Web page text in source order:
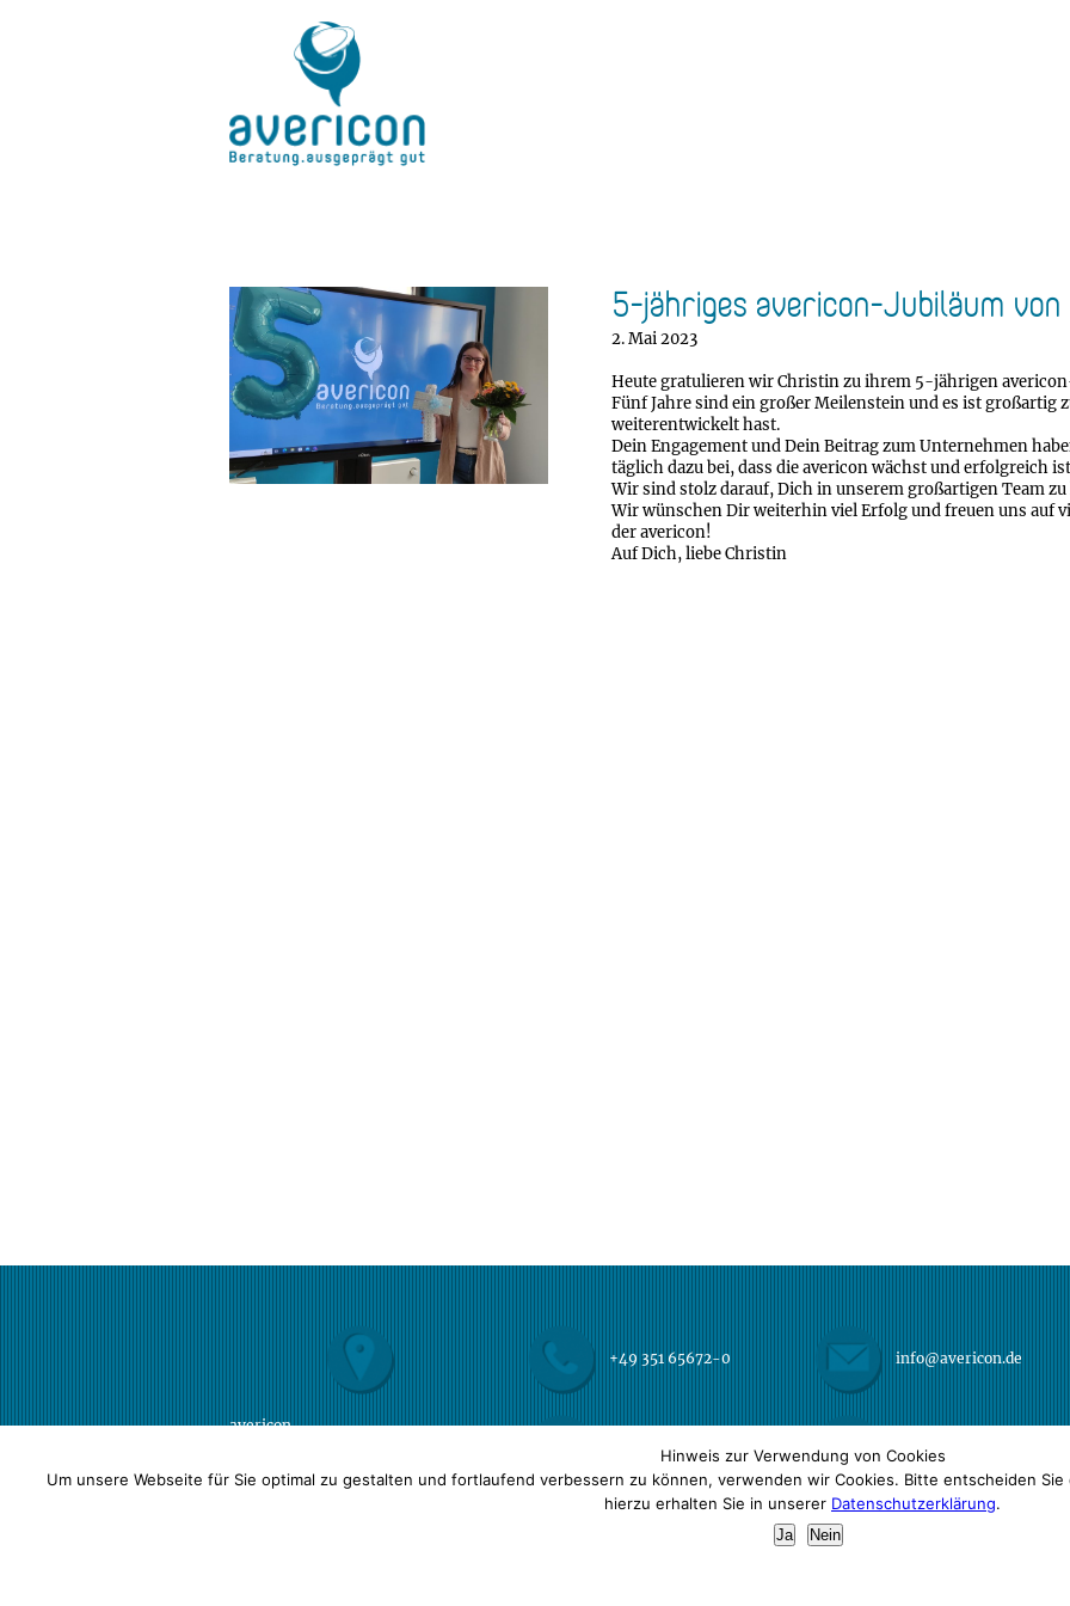
5-jähriges avericon-Jubiläum
2. Mai 2023
Heute gratulieren wir Christin zu ihrem 5-jährigen
Fünf Jahre sind ein großer Meilenstein und es ist großartig
weiterentwickelt hast.
Dein Engagement und Dein Beitrag zum Unternehmen
täglich dazu bei, dass die avericon wächst und erfolgreich
Wir sind stolz darauf, Dich in unserem großartigen Team zu
Wir wünschen Dir weiterhin viel Erfolg und freuen uns auf
der avericon!
Auf Dich, liebe Christin
avericon
Öffnungszeiten: Mo-Do 9-16 Uhr
+49 351 65672-0
+49 351 65672-22
info@avericon.de
Impressum
Hinweis zur Verwendung von Cookies
Um unsere Webseite für Sie optimal zu gestalten und fortlaufend verbessern zu können, verwenden wir Cookies. Bitte entscheiden
hierzu erhalten Sie in unserer Datenschutzerklärung.
Ja Nein